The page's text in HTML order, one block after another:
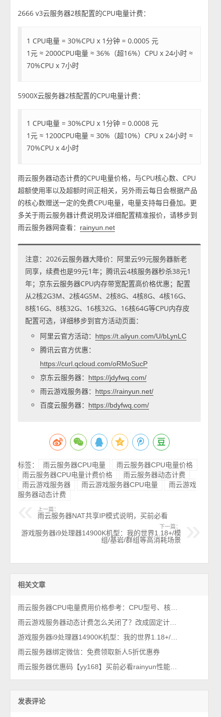
2666 v3云服务器2核配置的CPU电量计费：
1 CPU电量 = 30%CPU x 1分钟 = 0.0005 元
1元 ≈ 2000CPU电量 ≈ 36%（超16%）CPU x 24小时 ≈
70%CPU x 7小时
5900X云服务器2核配置的CPU电量计费：
1 CPU电量 = 30%CPU x 1分钟 = 0.0008 元
1元 ≈ 1200CPU电量 ≈ 30%（超10%）CPU x 24小时 ≈
70%CPU x 4小时
雨云服务器动态计费的CPU电量价格，与CPU核心数、CPU
超额使用率以及超额时间正相关，另外雨云每日会根据产品
的核心数赠送一定的免费CPU电量，电量支持每日叠加。更
多关于雨云服务器计费说明及详细配置精准报价，请移步到
雨云服务器网查看：
rainyun.net
注意：2026云服务器大降价：阿里云99元服务器新老
同享，续费也是99元1年；腾讯云4核服务器秒杀38元1
年；京东云服务器CPU内存带宽配置高价格优惠；配置
从2核2G3M、2核4G5M、2核8G、4核8G、4核16G、
8核16G、8核32G、16核32G、16核64G等CPU内存皮
配置可选，详细移步到官方活动页面：
阿里云官方活动：
https://t.aliyun.com/U/bLynLC
腾讯云官方优惠：
https://curl.qcloud.com/oRMoSucP
京东云服务器： https://jdyfwq.com/
雨云游戏服务器： https://rainyun.net/
百度云服务器： https://bdyfwq.com/
标签： 雨云服务器CPU电量
雨云服务器CPU电量价格
雨云服务器CPU电量计费价格
雨云服务器动态计费
雨云游戏服务器
雨云游戏服务器CPU电量
雨云游戏
服务器动态计费
上一篇：
雨云服务器NAT共享IP模式说明，买前必看
下一篇：
游戏服务器i9处理器14900K机型：我的世界1.18+/模
组/基岩/群组等高消耗场景
相关文章
雨云服务器绑定微信：免费领取新人5折优惠券
发表评论